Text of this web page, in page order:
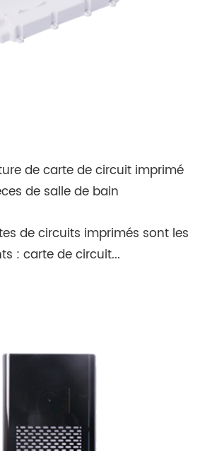
de carte de circuit imprimé
de salle de bain
de circuits imprimés sont les
: carte de circuit...